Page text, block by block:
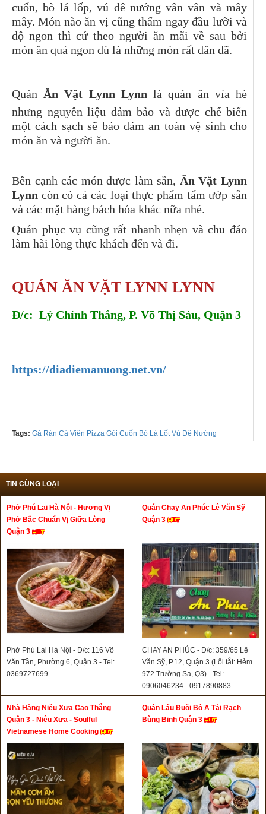
cuốn, bò lá lốp, vú dê nướng vân vân và mây
mây. Món nào ăn vị cũng thấm ngay đầu lưỡi và
độ ngon thì cứ theo người ăn mãi về sau bởi
món ăn quá ngon dù là những món rất dân dã.
Quán Ăn Vặt Lynn Lynn là quán ăn vỉa hè
nhưng nguyên liệu đảm bảo và được chế biến
một cách sạch sẽ bảo đảm an toàn vệ sinh cho
món ăn và người ăn.
Bên cạnh các món được làm sẵn, Ăn Vặt Lynn
Lynn còn có cả các loại thực phẩm tẩm ướp sẵn
và các mặt hàng bách hóa khác nữa nhé.
Quán phục vụ cũng rất nhanh nhẹn và chu đáo
làm hài lòng thực khách đến và đi.
QUÁN ĂN VẶT LYNN LYNN
Đ/c: Lý Chính Thắng, P. Võ Thị Sáu, Quận 3
https://diadiemanuong.net.vn/
Tags: Gà Rán Cá Viên Pizza Gỏi Cuốn Bò Lá Lốt Vú Dê Nướng
TIN CÙNG LOẠI
Phở Phú Lai Hà Nội - Hương Vị
Phở Bắc Chuẩn Vị Giữa Lòng
Quận 3
Phở Phú Lai Hà Nội - Đ/c: 116 Võ
Văn Tần, Phường 6, Quận 3 - Tel:
0369727699
Quán Chay An Phúc Lê Văn Sỹ
Quận 3
CHAY AN PHÚC - Đ/c: 359/65 Lê
Văn Sỹ, P.12, Quận 3 (Lối tắt: Hẻm
972 Trường Sa, Q3) - Tel:
0906046234 - 0917890883
Nhà Hàng Niêu Xưa Cao Thắng
Quận 3 - Niêu Xưa - Soulful
Vietnamese Home Cooking
Quán Lẩu Đuôi Bò A Tài Rạch
Bùng Binh Quận 3